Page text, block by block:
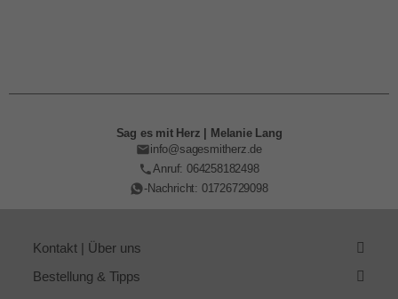
Sag es mit Herz | Melanie Lang
info@sagesmitherz.de
Anruf: 064258182498
-Nachricht: 01726729098
Kontakt | Über uns
Bestellung & Tipps